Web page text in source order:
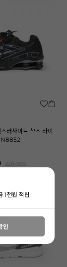
러사이트 샥스 라이
229,000
1천원 적립
인